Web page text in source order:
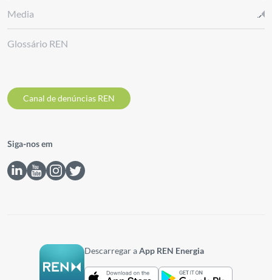
Media
Glossário REN
Canal de denúncias REN
Siga-nos em
Descarregar aApp REN Energia